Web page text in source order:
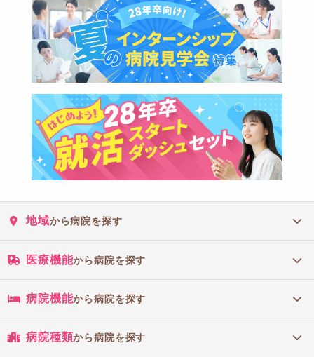
地域から病院を探す
医療機能から病院を探す
病院機能から病院を探す
病院種類から病院を探す